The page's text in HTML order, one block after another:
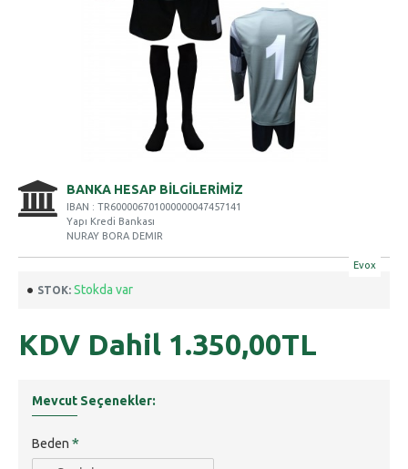
BANKA HESAP BILGILERIMIZ
IBAN : TR600006701000000047457141
Yapı Kredi Bankası
NURAY BORA DEMIR
STOK: Stokda var
Evox
KDV Dahil 1.350,00TL
Mevcut Seçenekler:
Beden